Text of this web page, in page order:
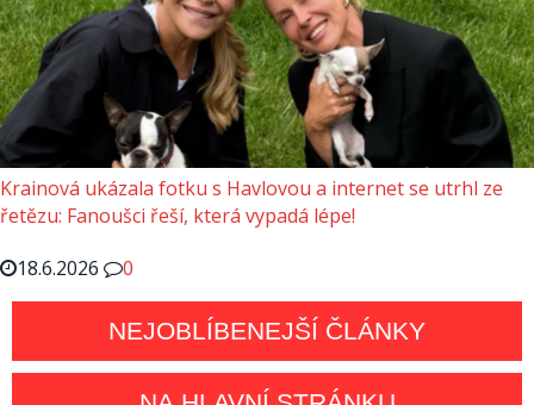
Krainová ukázala fotku s Havlovou a internet se utrhl ze
řetězu: Fanoušci řeší, která vypadá lépe!
18.6.2026
0
NEJOBLÍBENEJŠÍ ČLÁNKY